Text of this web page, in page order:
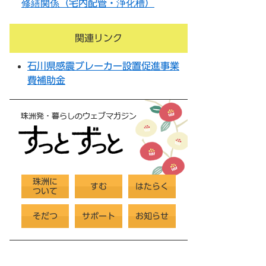
修繕関係（宅内配管・浄化槽）
関連リンク
石川県感震ブレーカー設置促進事業
費補助金
珠洲に
ついて
すむ はたらく
そだつ サポート お知らせ